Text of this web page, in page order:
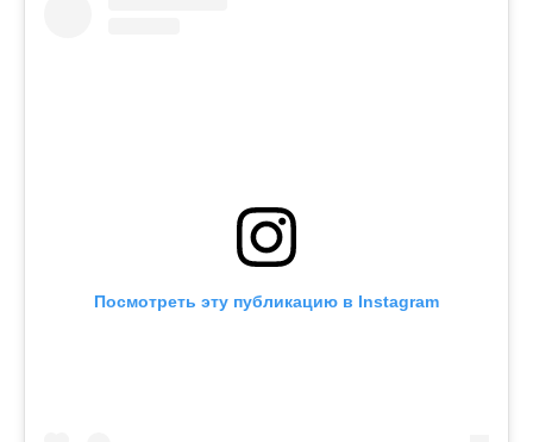
Посмотреть эту публикацию в Instagram